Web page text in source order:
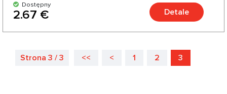
Dostępny
2.67 € Detale
Strona 3 / 3 << < 1 2 3